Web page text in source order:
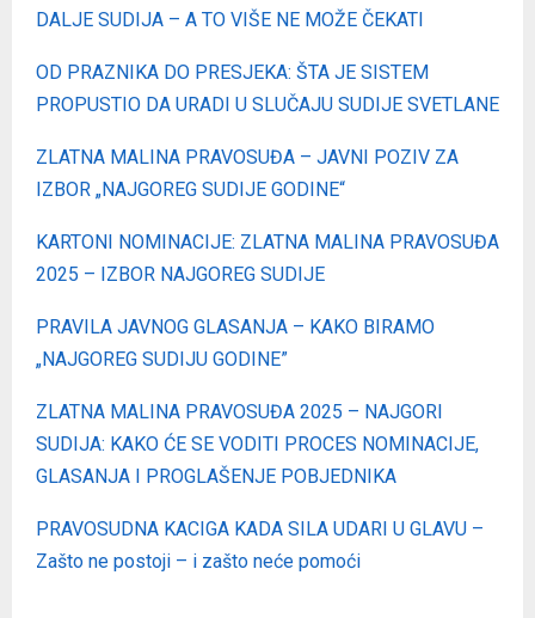
DALJE SUDIJA – A TO VIŠE NE MOŽE ČEKATI
OD PRAZNIKA DO PRESJEKA: ŠTA JE SISTEM
PROPUSTIO DA URADI U SLUČAJU SUDIJE SVETLANE
ZLATNA MALINA PRAVOSUĐA – JAVNI POZIV ZA
IZBOR „NAJGOREG SUDIJE GODINE“
KARTONI NOMINACIJE: ZLATNA MALINA PRAVOSUĐA
2025 – IZBOR NAJGOREG SUDIJE
PRAVILA JAVNOG GLASANJA – KAKO BIRAMO
„NAJGOREG SUDIJU GODINE”
ZLATNA MALINA PRAVOSUĐA 2025 – NAJGORI
SUDIJA: KAKO ĆE SE VODITI PROCES NOMINACIJE,
GLASANJA I PROGLAŠENJE POBJEDNIKA
PRAVOSUDNA KACIGA KADA SILA UDARI U GLAVU –
Zašto ne postoji – i zašto neće pomoći